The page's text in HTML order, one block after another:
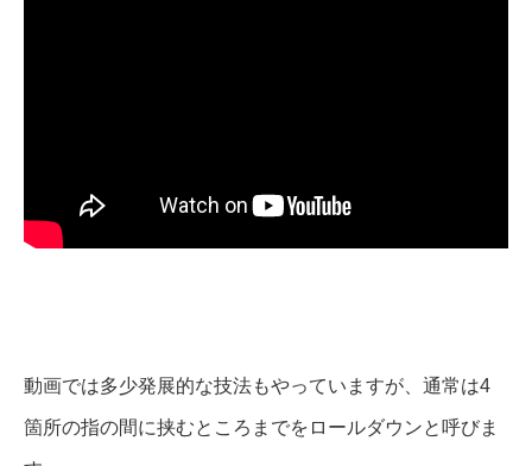
動画では多少発展的な技法もやっていますが、通常は4
箇所の指の間に挟むところまでをロールダウンと呼びま